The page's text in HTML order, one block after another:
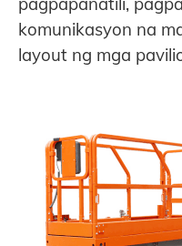
komunikasyon na
layout ng mga